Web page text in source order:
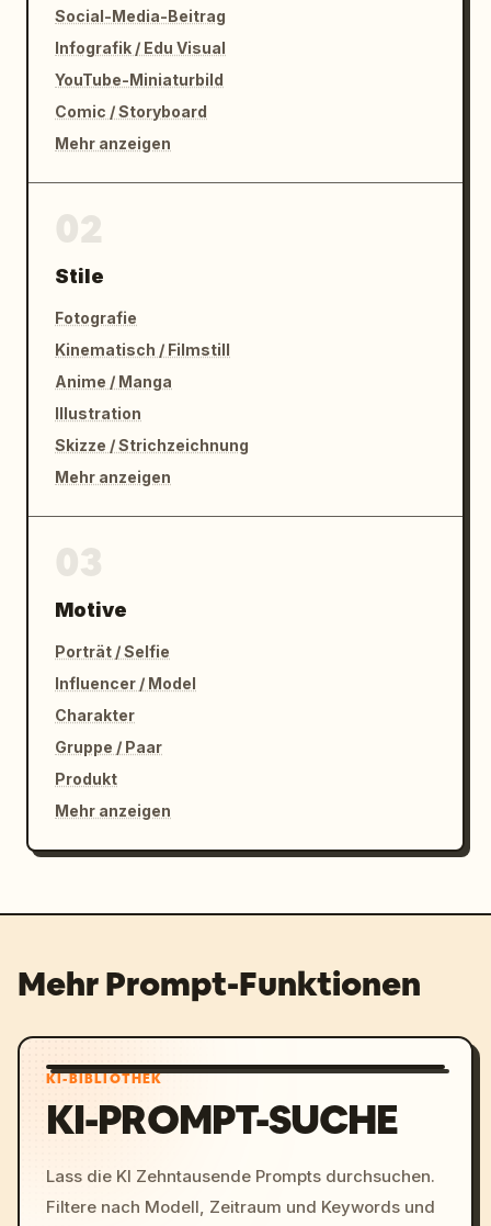
Social-Media-Beitrag
Infografik / Edu Visual
YouTube-Miniaturbild
Comic / Storyboard
Mehr anzeigen
Stile
Fotografie
Kinematisch / Filmstill
Anime / Manga
Illustration
Skizze / Strichzeichnung
Mehr anzeigen
Motive
Porträt / Selfie
Influencer / Model
Charakter
Gruppe / Paar
Produkt
Mehr anzeigen
Mehr Prompt-Funktionen
KI-BIBLIOTHEK
KI-PROMPT-SUCHE
Lass die KI Zehntausende Prompts durchsuchen.
Filtere nach Modell, Zeitraum und Keywords und